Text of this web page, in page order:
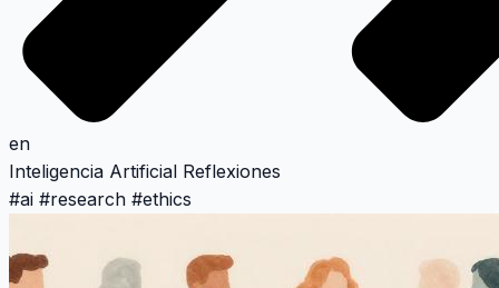
en
Inteligencia Artificial Reflexiones
#ai #research #ethics